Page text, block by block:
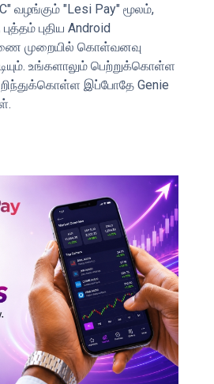
வழங்கும் "Lesi Pay" மூலம்,
புதிய Android
முறையில் கொள்வனவு
உங்களாலும் பெற்றுக்கொள்ள
இப்போதே Genie